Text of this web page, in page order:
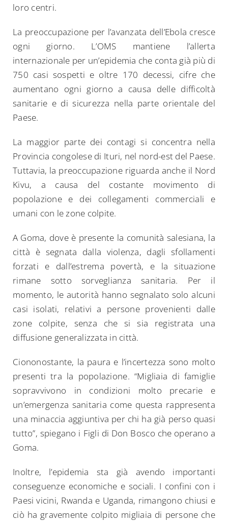
loro centri.
La preoccupazione per l’avanzata dell’Ebola cresce
ogni giorno. L’OMS mantiene l’allerta
internazionale per un’epidemia che conta già più di
750 casi sospetti e oltre 170 decessi, cifre che
aumentano ogni giorno a causa delle difficoltà
sanitarie e di sicurezza nella parte orientale del
Paese.
La maggior parte dei contagi si concentra nella
Provincia congolese di Ituri, nel nord-est del Paese.
Tuttavia, la preoccupazione riguarda anche il Nord
Kivu, a causa del costante movimento di
popolazione e dei collegamenti commerciali e
umani con le zone colpite.
A Goma, dove è presente la comunità salesiana, la
città è segnata dalla violenza, dagli sfollamenti
forzati e dall’estrema povertà, e la situazione
rimane sotto sorveglianza sanitaria. Per il
momento, le autorità hanno segnalato solo alcuni
casi isolati, relativi a persone provenienti dalle
zone colpite, senza che si sia registrata una
diffusione generalizzata in città.
Ciononostante, la paura e l’incertezza sono molto
presenti tra la popolazione. “Migliaia di famiglie
sopravvivono in condizioni molto precarie e
un’emergenza sanitaria come questa rappresenta
una minaccia aggiuntiva per chi ha già perso quasi
tutto”, spiegano i Figli di Don Bosco che operano a
Goma.
Inoltre, l’epidemia sta già avendo importanti
conseguenze economiche e sociali. I confini con i
Paesi vicini, Rwanda e Uganda, rimangono chiusi e
ciò ha gravemente colpito migliaia di persone che